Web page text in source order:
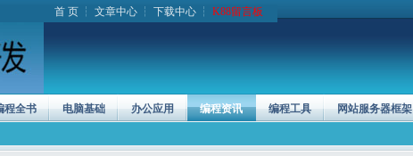
首 页┆ 文章中心┆ 下载中心┆ K88留言板
程全书 电脑基础 办公应用 编程资讯 编程工具 网站服务器框架